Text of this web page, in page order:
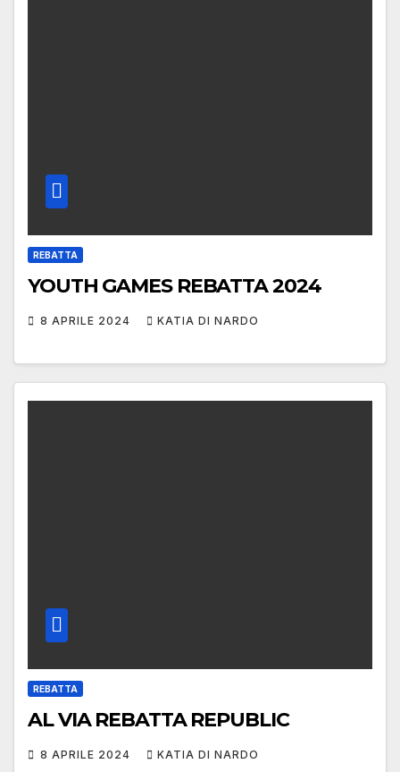
REBATTA
YOUTH GAMES REBATTA 2024
8 APRILE 2024 KATIA DI NARDO
REBATTA
AL VIA REBATTA REPUBLIC
8 APRILE 2024 KATIA DI NARDO